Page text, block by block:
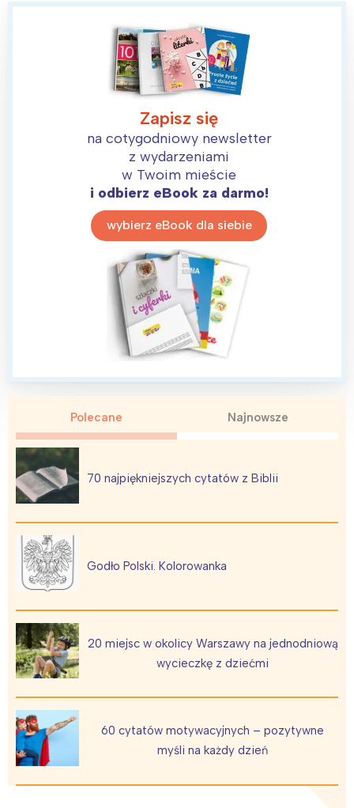
Zapisz się
na cotygodniowy newsletter
z wydarzeniami
w Twoim mieście
i odbierz eBook za darmo!
wybierz eBook dla siebie
Polecane Najnowsze
70 najpiękniejszych cytatów z Biblii
Godło Polski. Kolorowanka
20 miejsc w okolicy Warszawy na jednodniową
wycieczkę z dziećmi
60 cytatów motywacyjnych – pozytywne
myśli na każdy dzień